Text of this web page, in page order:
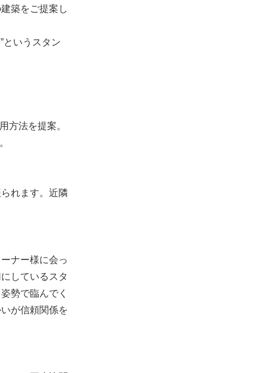
築をご提案し
というスタン
方法を提案。
れます。近隣
ナー様に会っ
しているスタ
勢で臨んでく
が信頼関係を